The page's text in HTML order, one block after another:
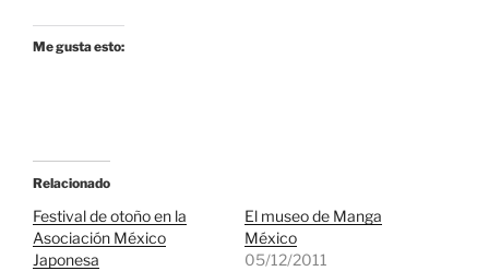
Me gusta esto:
Relacionado
Festival de otoño en la
Asociación México
Japonesa
El museo de Manga
México
05/12/2011